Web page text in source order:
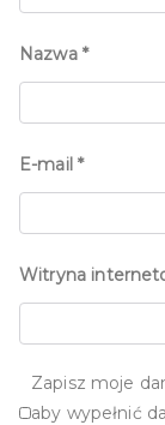
Nazwa *
E-mail*
Witryna
Zapisz moje
aby wypełnić